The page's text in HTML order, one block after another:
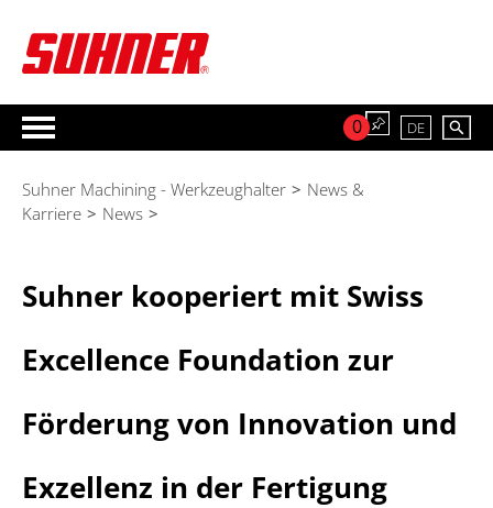
DE
0
Suhner Machining - Werkzeughalter > News &
Karriere > News >
Suhner kooperiert mit Swiss
Excellence Foundation zur
Förderung von Innovation und
Exzellenz in der Fertigung